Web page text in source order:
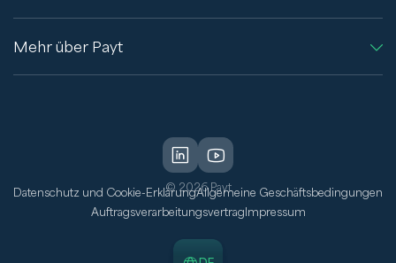
Mehr über Payt
© 2026 Payt
Datenschutz und Cookie-ErklärungAllgemeine Geschäftsbedingungen
Auftragsverarbeitungsvertrag Impressum